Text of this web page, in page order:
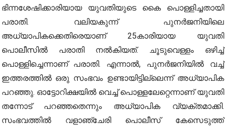
ഭിന്നശേഷിക്കാരിയായ യുവതിയുടെ കൈ പൊള്ളിച്ചതായി
പരാതി. വലിയകുന്ന് പുനർജനിയിലെ
അധ്യാപികക്കെതിരെയാണ് 25കാരിയായ യുവതി
പൊലീസിൽ പരാതി നൽകിയത്. ചൂടുവെള്ളം ഒഴിച്ച്
പൊള്ളിച്ചെന്നാണ് പരാതി. എന്നാൽ, പുനർജനിയിൽ വച്ച്
ഇത്തരത്തിൽ ഒരു സംഭവം ഉണ്ടായിട്ടില്ലെന്ന് അധ്യാപിക
പറഞ്ഞു. ഓട്ടോറിക്ഷയിൽ വെച്ച് പൊള്ളലേറ്റെന്നാണ് യുവതി
തന്നോട് പറഞ്ഞതെന്നും അധ്യാപിക വ്യക്തമാക്കി.
സംഭവത്തിൽ വളാഞ്ചേരി പൊലീസ് കേസെടുത്ത്